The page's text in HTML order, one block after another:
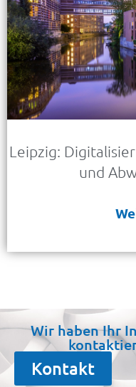
Leipzig:
und
Wir haben Ihr
Kontakt